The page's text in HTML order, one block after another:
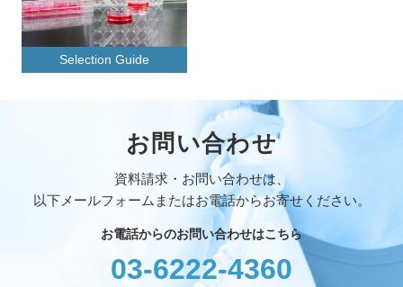
Selection Guide
お問い合わせ
資料請求・お問い合わせは、
以下メールフォームまたはお電話からお寄せください。
お電話からのお問い合わせはこちら
03-6222-4360